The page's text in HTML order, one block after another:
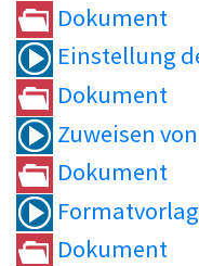
Dokument
Einstellung
Dokument
Zuweisen
Dokument
Dokument